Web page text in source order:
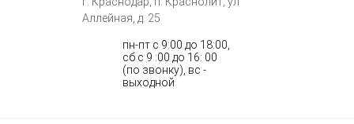
Аллейная, д. 25
пн-пт c 9:00 до 18:00,
сб с 9 :00 до 16: 00
(по звонку), вс -
выходной